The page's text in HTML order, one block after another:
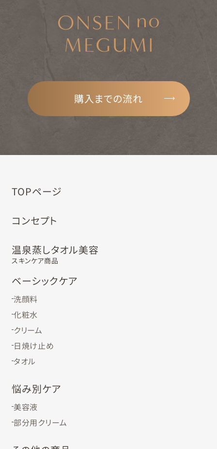
購入までの流れ
TOPページ
コンセプト
温泉蒸しタオル美容
スキンケア商品
ベーシックケア
洗顔料
化粧水
クリーム
日焼け止め
タオル
悩み別ケア
美容液
部分用クリーム